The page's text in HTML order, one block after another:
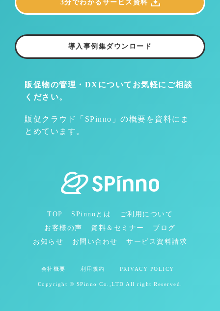
販促物の管理・DXについて お気軽にご相談
ください。
販促クラウド「SPinno」の概要を資料にま
とめています。
3分でわかるサービス資料
導入事例集ダウンロード
TOP SPinnoとは
ご利用について
お客様の声
資料＆セミナー
ブログ
お知らせ
お問い合わせ サービス資料請求
会社概要 利用規約 PRIVACY POLICY
Copyright © SPinno Co.,LTD All right Reserved.